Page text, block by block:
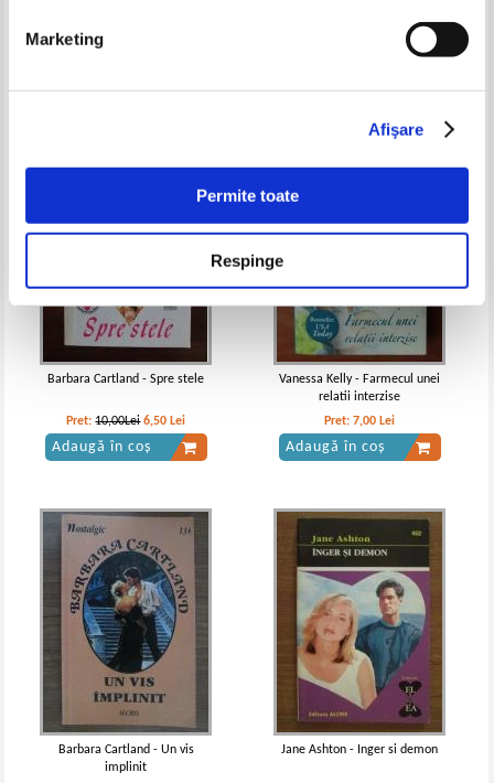
Marketing
Afişare
Permite toate
Respinge
Pret:
Barbara Cartland - Spre stele
Pret:10,00Lei 6,50 Lei
Adaugă în coș
Vanessa Kelly - Farmecul unei
relatii interzise
Pret:7,00 Lei
Adaugă în coș
Barbara Cartland - Un vis
implinit
Jane Ashton - Inger si demon